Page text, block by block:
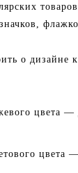
о дизайне
цвета —
цвета